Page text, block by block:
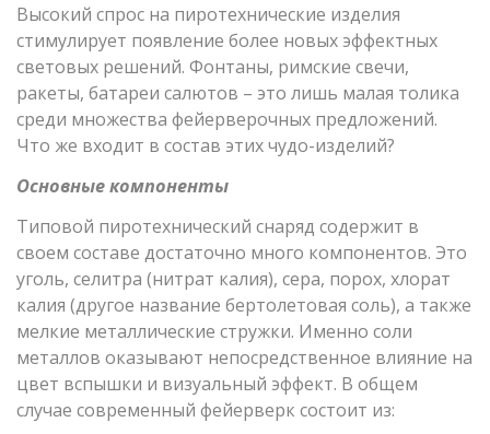
Высокий спрос на пиротехнические изделия
стимулирует появление более новых эффектных
световых решений. Фонтаны, римские свечи,
ракеты, батареи салютов – это лишь малая толика
среди множества фейерверочных предложений.
Что же входит в состав этих чудо-изделий?
Основные компоненты
Типовой пиротехнический снаряд содержит в
своем составе достаточно много компонентов. Это
уголь, селитра (нитрат калия), сера, порох, хлорат
калия (другое название бертолетовая соль), а также
мелкие металлические стружки. Именно соли
металлов оказывают непосредственное влияние на
цвет вспышки и визуальный эффект. В общем
случае современный фейерверк состоит из: